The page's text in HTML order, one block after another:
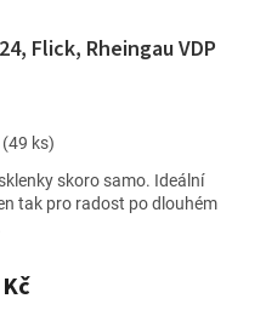
Flick, Rheingau VDP
(49 ks)
skoro samo. Ideální
tak pro radost po dlouhém